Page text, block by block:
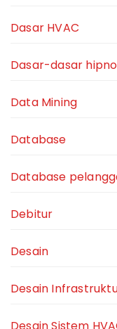
Dasar HVAC
Dasar-dasar
Data Mining
Database
Database
Debitur
Desain
Desain